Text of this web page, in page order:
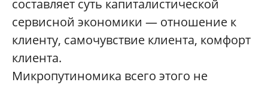
составляет суть капиталистической
сервисной экономики — отношение к
клиенту, самочувствие клиента, комфорт
клиента.
Микропутиномика всего этого не